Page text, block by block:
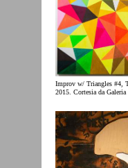
Improv w/ Triangles #4,
2015. Cortesia da